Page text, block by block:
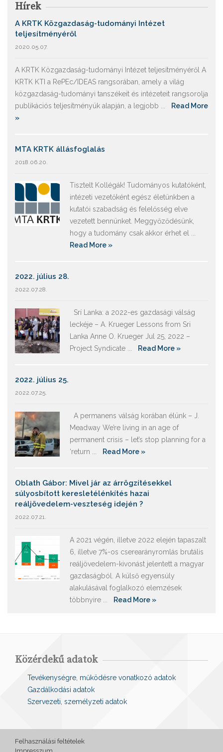
Hírek
A KRTK Közgazdaság-tudományi Intézet
teljesítményéről
2020.05.07.
A KRTK Közgazdaság-tudományi Intézet teljesítményéről A
KRTK KTI a RePEc/IDEAS rangsorában, amely a világ
közgazdaság-tudományi tanszékeit és intézeteit rangsorolja
publikációs teljesítményük alapján, a legjobb ...
Read More
»
MTA KRTK állásfoglalás
2018.06.20.
Tisztelt Kollégák! Tudományos kutatóként,
intézeti vezetőként egész életünkben a
kutatói szabadság és felelősség elve
vezetett bennünket. Meggyőződésünk,
hogy a tudomány csak akkor érhet el ...
Read More »
2022. július 28.
2022.07.28.
Srí Lanka: a 2022-es gazdasági válság
leckéje – A. Krueger Lessons from Sri
Lanka Anne O. Krueger Jul 25, 2022 –
Project Syndicate ...
Read More »
2022. július 25.
2022.07.25.
A permanens válság korában élünk – J.
Meadway We’re living in an age of
permanent crisis – let’s stop planning for a
‘return ...
Read More »
Oblath Gábor: Mivel jár az árrögzítésekkel
súlyosbított keresletélénkítés hazai
reáljövedelem-veszteség idején ?
2022.07.21.
A 2021 végén, illetve 2022 elején tapaszalt
6, illetve 7%-os cserearányromlás brutális
reáljövedelem-kivonást jelentett a magyar
gazdaságból. A külső egyensúly
alakulásával foglalkozó elemzések
többnyire ...
Read More »
Közérdekű adatok
Tevékenységre, működésre vonatkozó adatok
Gazdálkodási adatok
Szervezeti, személyzeti adatok
Felhasználási feltételek